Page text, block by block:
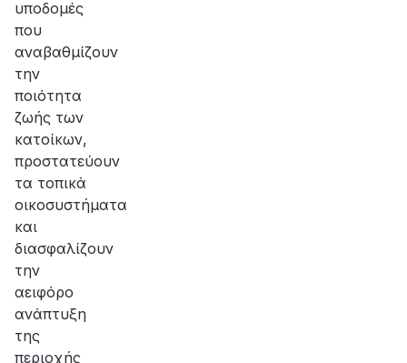
υποδομές
που
αναβαθμίζουν
την
ποιότητα
ζωής των
κατοίκων,
προστατεύουν
τα τοπικά
οικοσυστήματα
και
διασφαλίζουν
την
αειφόρο
ανάπτυξη
της
περιοχής